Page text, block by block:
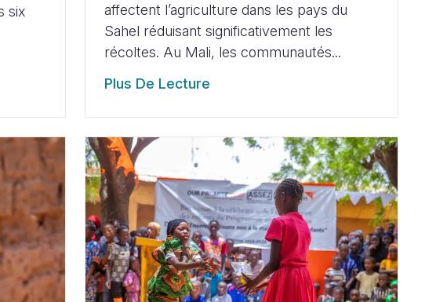
six
affectent l’agriculture dans les pays du
Sahel réduisant significativement les
récoltes. Au Mali, les communautés...
Plus De Lecture